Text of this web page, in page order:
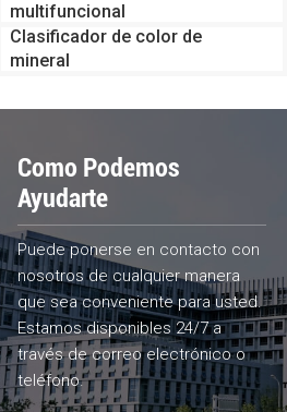
multifuncional
Clasificador de color de
mineral
Como Podemos
Ayudarte
Puede ponerse en contacto con
nosotros de cualquier manera
que sea conveniente para usted.
Estamos disponibles 24/7 a
través de correo electrónico o
teléfono.